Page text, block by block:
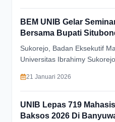
BEM UNIB Gelar
Bersama Bupati
Sukorejo, Badan Eksekutif
Universitas Ibrahimy
menghadirkan
21 Januari 2026
UNIB Lepas 719
Baksos 2026 Di